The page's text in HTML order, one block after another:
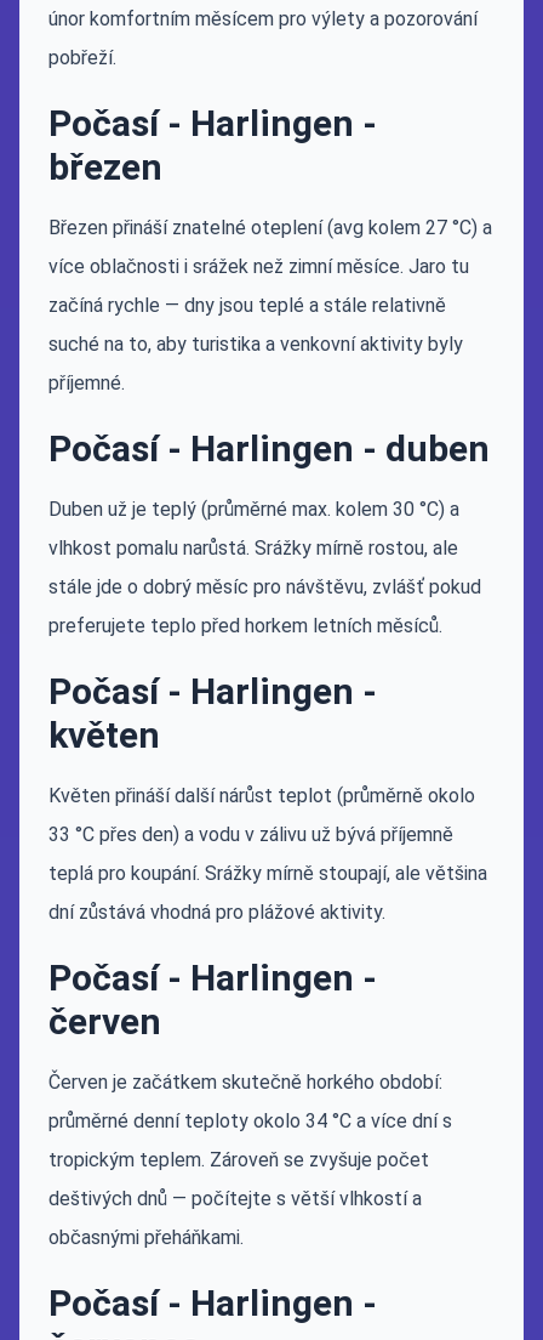
únor komfortním měsícem pro výlety a pozorování
pobřeží.
Počasí - Harlingen -
březen
Březen přináší znatelné oteplení (avg kolem 27 °C) a
více oblačnosti i srážek než zimní měsíce. Jaro tu
začíná rychle — dny jsou teplé a stále relativně
suché na to, aby turistika a venkovní aktivity byly
příjemné.
Počasí - Harlingen - duben
Duben už je teplý (průměrné max. kolem 30 °C) a
vlhkost pomalu narůstá. Srážky mírně rostou, ale
stále jde o dobrý měsíc pro návštěvu, zvlášť pokud
preferujete teplo před horkem letních měsíců.
Počasí - Harlingen -
květen
Květen přináší další nárůst teplot (průměrně okolo
33 °C přes den) a vodu v zálivu už bývá příjemně
teplá pro koupání. Srážky mírně stoupají, ale většina
dní zůstává vhodná pro plážové aktivity.
Počasí - Harlingen -
červen
Červen je začátkem skutečně horkého období:
průměrné denní teploty okolo 34 °C a více dní s
tropickým teplem. Zároveň se zvyšuje počet
deštivých dnů — počítejte s větší vlhkostí a
občasnými přeháňkami.
Počasí - Harlingen -